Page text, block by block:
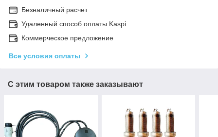
Безналичный расчет
Удаленный способ оплаты Kaspi
Коммерческое предложение
Все условия оплаты
С этим товаром также заказывают